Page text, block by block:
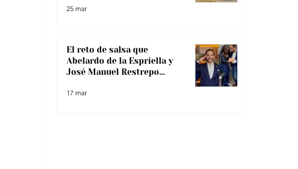
25 mar
El reto de salsa que
Abelardo de la Espriella y
José Manuel Restrepo
17 mar